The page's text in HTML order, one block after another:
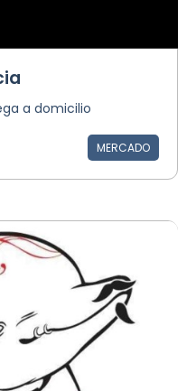
a domicilio
MERCADO